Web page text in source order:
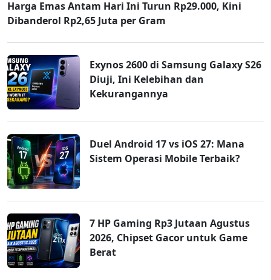
Harga Emas Antam Hari Ini Turun Rp29.000, Kini
Dibanderol Rp2,65 Juta per Gram
Exynos 2600 di Samsung Galaxy S26
Diuji, Ini Kelebihan dan
Kekurangannya
Duel Android 17 vs iOS 27: Mana
Sistem Operasi Mobile Terbaik?
7 HP Gaming Rp3 Jutaan Agustus
2026, Chipset Gacor untuk Game
Berat